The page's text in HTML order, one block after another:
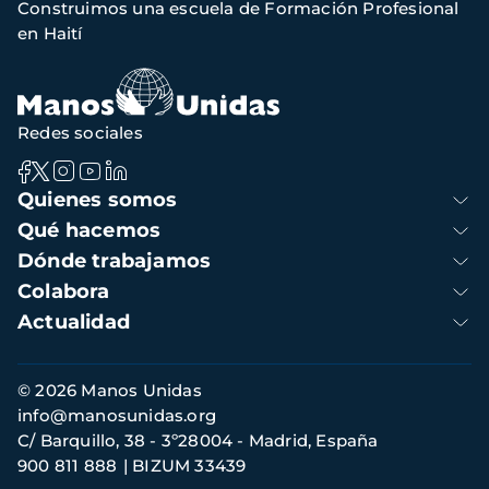
de
navegación
Construimos una escuela de Formación Profesional
en Haití
Navegación
principal
Quienes somos
Qué hacemos
Dónde trabajamos
Colabora
Actualidad
Redes sociales
Información
de
contacto
© 2026 Manos Unidas
C/ Barquillo, 38 - 3º28004 - Madrid, España
900 811 888
BIZUM 33439
info@manosunidas.org